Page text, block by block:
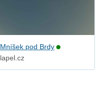
Mníšek pod Brdy
lapel.cz